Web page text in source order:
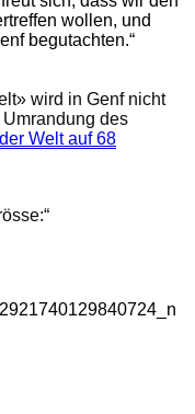
wollen, und
begutachten.“
wird in Genf nicht
des
Welt auf 68